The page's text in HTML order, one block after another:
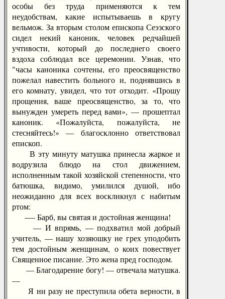
особы без труда применяются к тем
неудобствам, какие испытываешь в кругу
вельмож. За вторым столом епископа Сеэзского
сидел некий каноник, человек редчайшей
учтивости, который до последнего своего
вздоха соблюдал все церемонии. Узнав, что
"часы каноника сочтены, его преосвященство
пожелал навестить больного и, поднявшись в
его комнату, увидел, что тот отходит. «Прошу
прощения, ваше преосвященство, за то, что
вынужден умереть перед вами», — прошептал
каноник. «Пожалуйста, пожалуйста, не
стесняйтесь!» — благосклонно ответствовал
епископ.
В эту минуту матушка принесла жаркое и
водрузила блюдо на стол движением,
исполненным такой хозяйской степенности, что
батюшка, видимо, умилился душой, ибо
неожиданно для всех воскликнул с набитым
ртом:
-— Барб, вы святая и достойная женщина!
— И впрямь, — подхватил мой добрый
учитель, — нашу хозяюшку не грех уподобить
тем достойным женщинам, о коих повествует
Священное писание. Это жена пред господом.
— Благодарение богу! — отвечала матушка.
—
Я ни разу не преступила обета верности, в